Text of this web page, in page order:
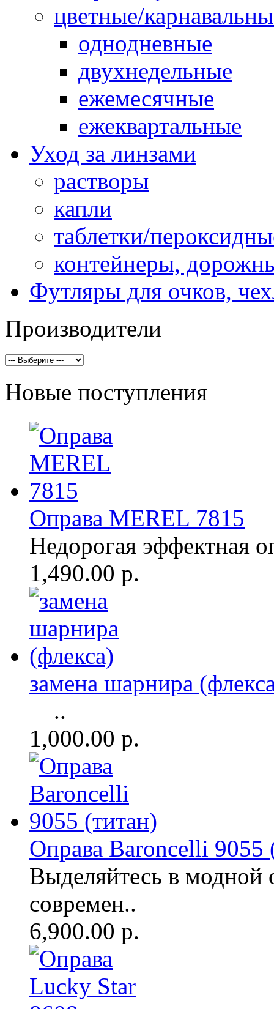
цветные/
однодневные
двухнедельные
ежемесячные
ежеквартальные
Уход за линзами
растворы
капли
таблетки/
контейнеры,
Футляры для очков,
Производители
Новые поступления
Оправа MEREL 7815
Недорогая эффектная
1,490.00 р.
замена шарнира
..
1,000.00 р.
Оправа Baroncelli 9055
Выделяйтесь в модной
современ..
6,900.00 р.